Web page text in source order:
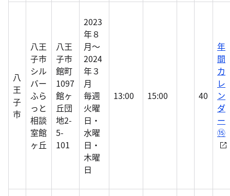
八
王
子
市
八王
子市
シル
バー
ふら
っと
相談
室館
ヶ丘
八王
子市
館町
1097
館ヶ
丘団
地2-
5-
101
2023
年８
月～
2024
年３
月
毎週
火曜
日・
水曜
日・
木曜
日
13:00 15:00 40
年
間
カ
レ
ン
ダ
ー
⑮